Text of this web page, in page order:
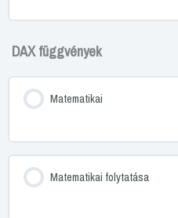
DAX függvények
Matematikai
Matematikai folytatása